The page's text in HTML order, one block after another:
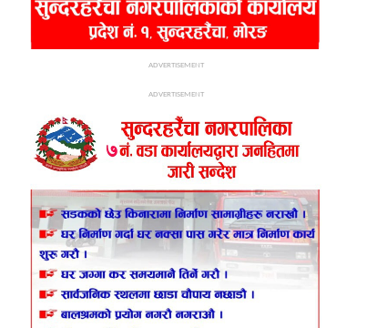
ADVERTISEMENT
ADVERTISEMENT